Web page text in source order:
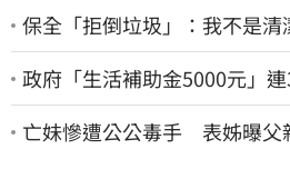
保全「拒倒垃圾」：我不是清
政府「生活補助金5000元」
棄
亡妹慘遭公公毒手 表姊曝父